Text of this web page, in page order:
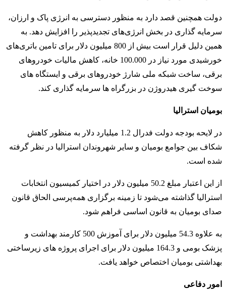
دولت همچنین قصد دارد به منظور دسترسی به انرژی پاک و ارزان،
سرمایه گذاری در بخش انرژی‌های تجدیدپذیر را افزایش دهد. به
همین دلیل قرار است بیش از 800 میلیون دلار برای تامین باتری‌های
خورشیدی مورد نیاز در 100.000 خانه، کاهش مالیات خودروهای
برقی، ساخت شبکه ملی شارژ خودروهای برقی و ایستگاه های
سوخت گیری هیدروژن در بزرگراه ها سرمایه گذاری کند.
بومیان استرالیا
در لایحه بودجه دولت فدرال 1.2 میلیارد دلار به منظور کاهش
شکاف بین جوامع بومیان و سایر شهروندان استرالیا در نظر گرفته
شده است.
از این اعتبار مبلغ 50.2 میلیون دلار در اختیار کمیسیون انتخابات
استرالیا گذاشته می‌شود تا زمینه برگزاری همه‌پرسی الحاق قانون
صدای بومیان به قانون اساسی فراهم شود.
به علاوه 54.3 میلیون دلار برای آموزش 500 کارمند بهداشت و
پزشک بومی و 164.3 میلیون دلار برای اجرای پروژه های زیرساختی
بهداشتی بومیان اختصاص خواهد یافت.
امور دفاعی